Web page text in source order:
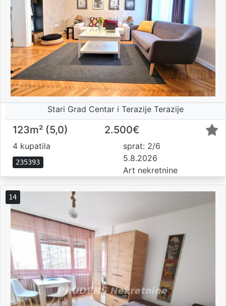
Stari Grad Centar i Terazije Terazije
123m² (5,0) 2.500€
4 kupatila
235393
sprat: 2/6
5.8.2026
Art nekretnine
14